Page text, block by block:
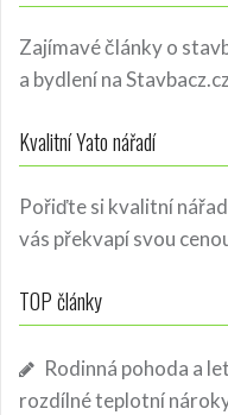
Zajímavé články o
a bydlenína
Kvalitní Yato nářadí
Pořiďte si kvalitní
vás překvapí svou
TOP články
Rodinná pohoda a
rozdílné teplotní